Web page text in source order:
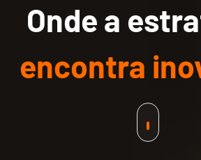
Onde a
encontra